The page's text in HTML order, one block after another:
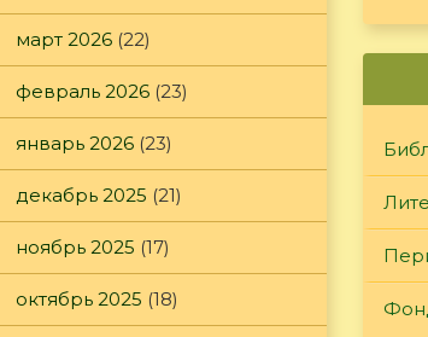
март 2026 (22)
февраль 2026 (23)
январь 2026 (23)
декабрь 2025 (21)
ноябрь 2025 (17)
октябрь 2025 (18)